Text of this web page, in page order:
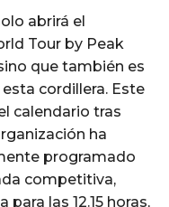
abrirá el
Tour by Peak
que también es
cordillera. Este
calendario tras
ha
programado
competitiva,
las 12.15 horas,